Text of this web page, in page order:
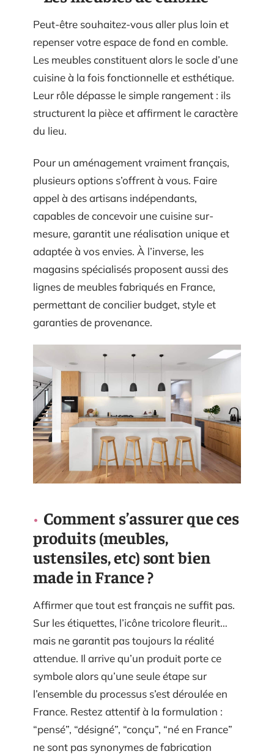
Peut-être souhaitez-vous aller plus loin et
repenser votre espace de fond en comble.
Les meubles constituent alors le socle d’une
cuisine à la fois fonctionnelle et esthétique.
Leur rôle dépasse le simple rangement : ils
structurent la pièce et affirment le caractère
du lieu.
Pour un aménagement vraiment français,
plusieurs options s’offrent à vous. Faire
appel à des artisans indépendants,
capables de concevoir une cuisine sur-
mesure, garantit une réalisation unique et
adaptée à vos envies. À l’inverse, les
magasins spécialisés proposent aussi des
lignes de meubles fabriqués en France,
permettant de concilier budget, style et
garanties de provenance.
Comment s’assurer que ces
produits (meubles,
ustensiles, etc) sont bien
made in France ?
Affirmer que tout est français ne suffit pas.
Sur les étiquettes, l’icône tricolore fleurit…
mais ne garantit pas toujours la réalité
attendue. Il arrive qu’un produit porte ce
symbole alors qu’une seule étape sur
l’ensemble du processus s’est déroulée en
France. Restez attentif à la formulation :
“pensé”, “désigné”, “conçu”, “né en France”
ne sont pas synonymes de fabrication